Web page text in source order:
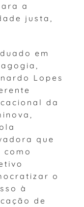
a
justa,
em
Lopes
da
que
como
o
à
de